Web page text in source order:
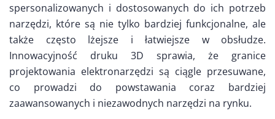
spersonalizowanych i dostosowanych do ich potrzeb
narzędzi, które są nie tylko bardziej funkcjonalne, ale
także często lżejsze i łatwiejsze w obsłudze.
Innowacyjność druku 3D sprawia, że granice
projektowania elektronarzędzi są ciągle przesuwane,
co prowadzi do powstawania coraz bardziej
zaawansowanych i niezawodnych narzędzi na rynku.